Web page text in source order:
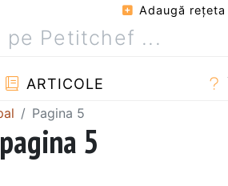
Adaugă reţeta
ARTICOLE
Pagina 5
5